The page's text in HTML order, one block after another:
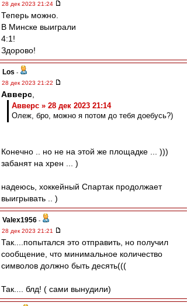
28 дек 2023 21:24
Теперь можно.
В Минске выиграли
4:1!
Здорово!
Los -
28 дек 2023 21:22
Авверс
Авверс » 28 дек 2023 21:14
Олеж, бро, можно я потом до тебя доебусь?)
Конечно .. но не на этой же площадке ... )))
забанят на хрен ... )
надеюсь, хоккейный Спартак продолжает
выигрывать .. )
Valex1956 -
28 дек 2023 21:21
Так....попытался это отправить, но получил
сообщение, что минимальное количество
символов должно быть десять(((
Так.... блд! ( сами вынудили)